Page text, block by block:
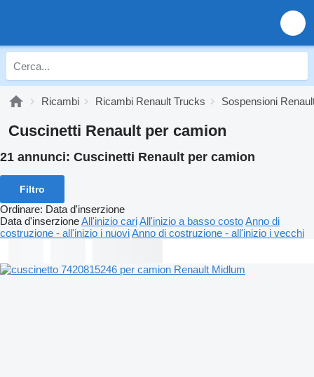
Ricambi Ricambi Renault Trucks Sospensioni
Cuscinetti Renault per camion
21 annunci: Cuscinetti Renault per camion
Filtro
Ordinare: Data d'inserzione
Data d'inserzioneAll'inizio cariAll'inizio a basso costoAnno di
costruzione - all'inizio i nuoviAnno di costruzione - all'inizio i vecchi